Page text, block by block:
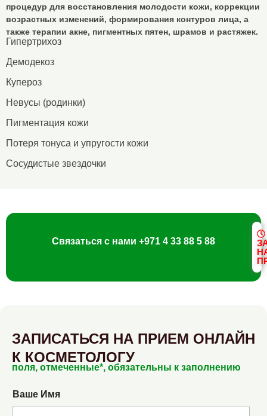
процедур для восстановления молодости кожи, коррекции
возрастных изменений, формирования контуров лица, а
также терапии акне, пигментных пятен, шрамов и растяжек.
Гипертрихоз
Демодекоз
Купероз
Невусы (родинки)
Пигментация кожи
Потеря тонуса и упругости кожи
Сосудистые звездочки
Связаться с нами +971 4 33 88 5 88
ЗАПИСАТЬСЯ НА ПРИЕМ ОНЛАЙН
К КОСМЕТОЛОГУ
поля, отмеченные*, обязательны к заполнению
Ваше Имя